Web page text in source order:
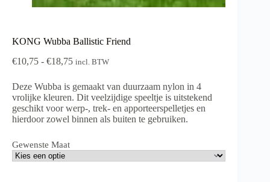
KONG Wubba Ballistic Friend
€10,75 - €18,75Prijsklasse:
tot
€18,75
incl. BTW
Deze Wubba is gemaakt van duurzaam nylon in 4
vrolijke kleuren. Dit veelzijdige speeltje is uitstekend
geschikt voor werp-, trek- en apporteerspelletjes en
hierdoor zowel binnen als buiten te gebruiken.
Gewenste Maat